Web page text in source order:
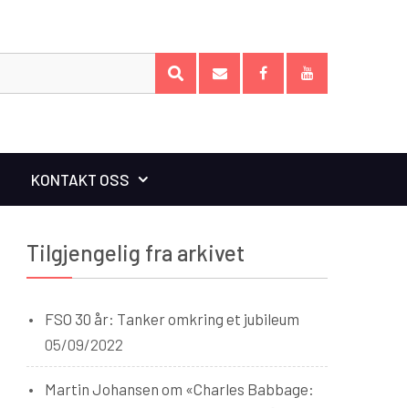
Search
for:
SEARCH
KONTAKT OSS
Tilgjengelig fra arkivet
FSO 30 år: Tanker omkring et jubileum
05/09/2022
Martin Johansen om «Charles Babbage: